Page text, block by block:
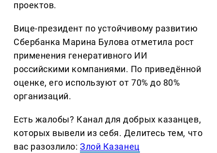
проектов.
Вице-президент по устойчивому развитию
Сбербанка Марина Булова отметила рост
применения генеративного ИИ
российскими компаниями. По приведённой
оценке, его используют от 70% до 80%
организаций.
Есть жалобы? Канал для добрых казанцев,
которых вывели из себя. Делитеcь тем, что
вас разозлило:Злой Казанец